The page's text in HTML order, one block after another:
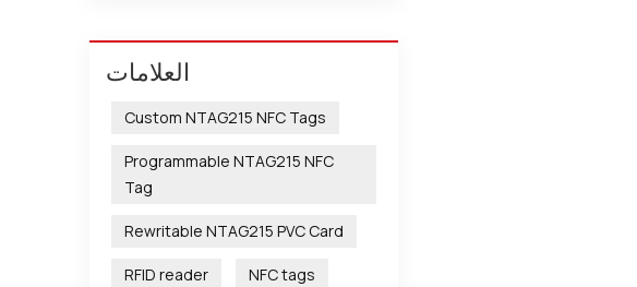
العلامات
Custom NTAG215 NFC Tags
Programmable NTAG215 NFC
Tag
Rewritable NTAG215 PVC Card
RFID reader NFC tags